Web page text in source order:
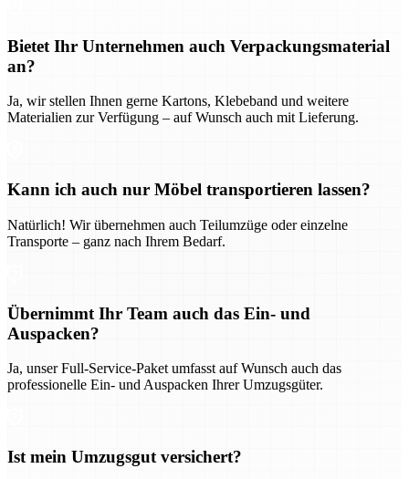
Bietet Ihr Unternehmen auch Verpackungsmaterial
an?
Ja, wir stellen Ihnen gerne Kartons, Klebeband und weitere
Materialien zur Verfügung – auf Wunsch auch mit Lieferung.
Kann ich auch nur Möbel transportieren lassen?
Natürlich! Wir übernehmen auch Teilumzüge oder einzelne
Transporte – ganz nach Ihrem Bedarf.
Übernimmt Ihr Team auch das Ein- und
Auspacken?
Ja, unser Full-Service-Paket umfasst auf Wunsch auch das
professionelle Ein- und Auspacken Ihrer Umzugsgüter.
Ist mein Umzugsgut versichert?